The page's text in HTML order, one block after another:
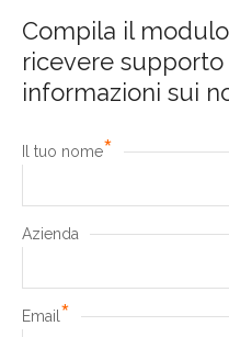
Compila il
ricevere
informazioni sui
Il tuo nome*
Azienda
Email*